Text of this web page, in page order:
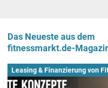
Das Neueste aus dem
fitnessmarkt.de-
Leasing & Finanzierung von